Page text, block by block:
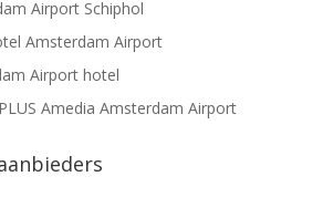
Airport Schiphol
Amsterdam Airport
Airport hotel
Amedia Amsterdam Airport